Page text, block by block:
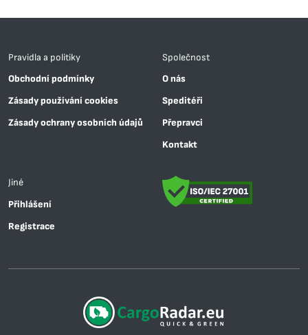
Pravidla a politiky
Obchodní podmínky
Zásady používání cookies
Zásady ochrany osobních údajů
Společnost
O nás
Speditéři
Přepravci
Kontakt
Jiné
Přihlášení
Registrace